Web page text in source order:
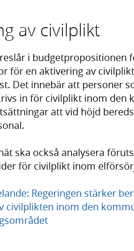
av civilplikt
i budgetpropositionen
för en aktivering av
Det innebär att personer
in för civilplikt inom den
att vid höjd
ska också analysera
för civilplikt inom
Regeringen stärker
civilplikten inom den